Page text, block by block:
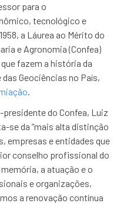
para o
tecnológico e
a Láurea ao Mérito do
e Agronomia (Confea)
fazem a história da
Geociências no País,
.
presidente do Confea, Luiz
se da “mais alta distinção
empresas e entidades que
conselho profissional do
a atuação e o
e organizações,
a renovação contínua